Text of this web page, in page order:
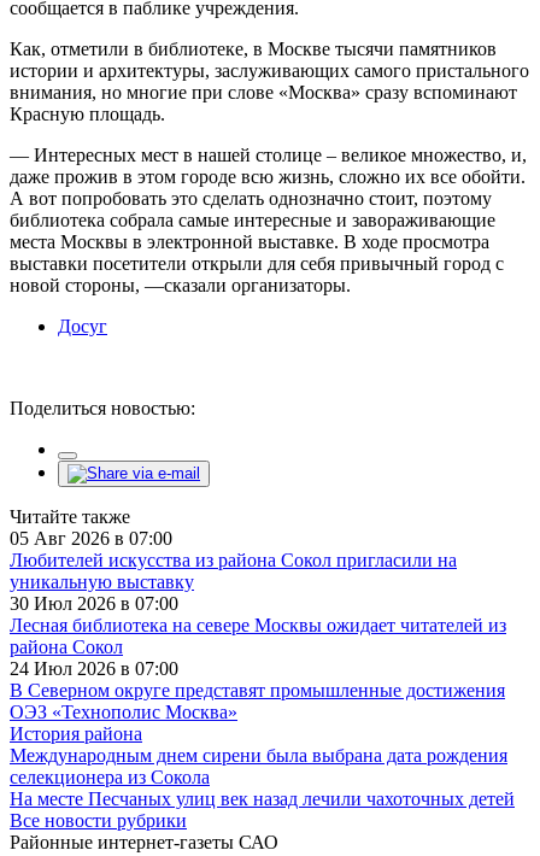
сообщается в паблике учреждения.
Как, отметили в библиотеке, в Москве тысячи памятников
истории и архитектуры, заслуживающих самого пристального
внимания, но многие при слове «Москва» сразу вспоминают
Красную площадь.
— Интересных мест в нашей столице – великое множество, и,
даже прожив в этом городе всю жизнь, сложно их все обойти.
А вот попробовать это сделать однозначно стоит, поэтому
библиотека собрала самые интересные и завораживающие
места Москвы в электронной выставке. В ходе просмотра
выставки посетители открыли для себя привычный город с
новой стороны, —сказали организаторы.
Досуг
Поделиться новостью:
Читайте также
05 Авг 2026 в 07:00
Любителей искусства из района Сокол пригласили на
уникальную выставку
30 Июл 2026 в 07:00
Лесная библиотека на севере Москвы ожидает читателей из
района Сокол
24 Июл 2026 в 07:00
В Северном округе представят промышленные достижения
ОЭЗ «Технополис Москва»
История района
Международным днем сирени была выбрана дата рождения
селекционера из Сокола
На месте Песчаных улиц век назад лечили чахоточных детей
Все новости рубрики
Районные интернет-газеты САО